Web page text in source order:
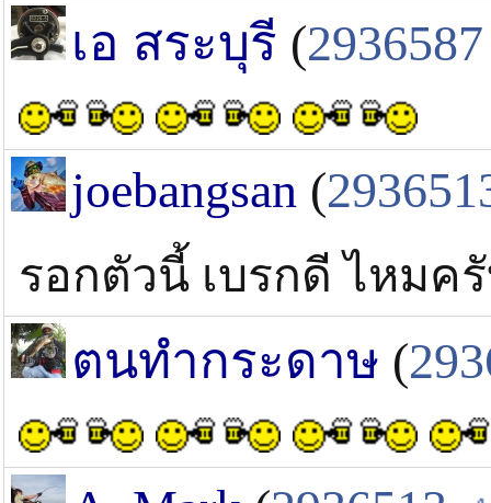
เอ สระบุรี (2936587
joebangsan (
รอกตัวนี้ เบรกดี ไหม
ตนทำกระดาษ (